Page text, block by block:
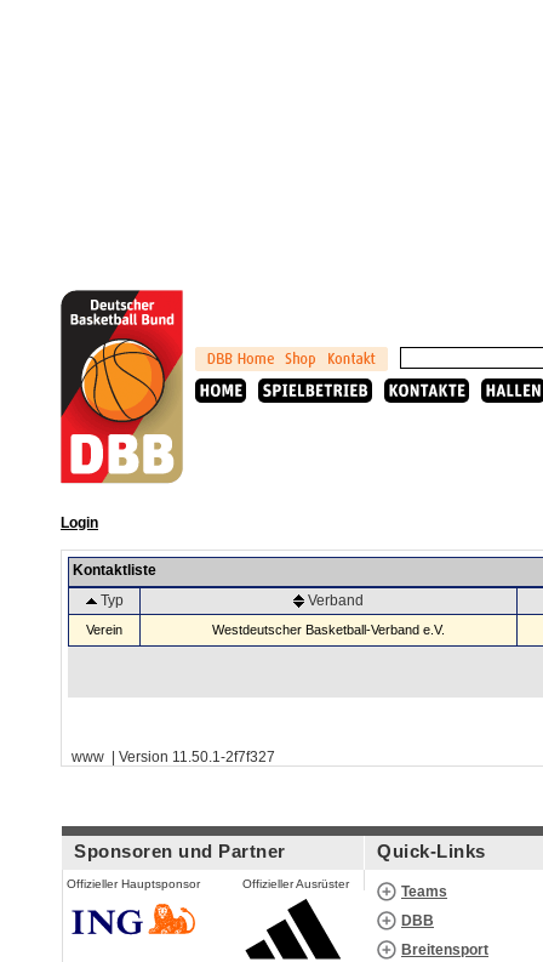
Login
Kontaktliste
Typ
Verband
Verein Westdeutscher Basketball-Verband e.V.
www | Version 11.50.1-2f7f327
Sponsoren und Partner
Offizieller Hauptsponsor Offizieller Ausrüster
Quick-Links
Teams
DBB
Breitensport